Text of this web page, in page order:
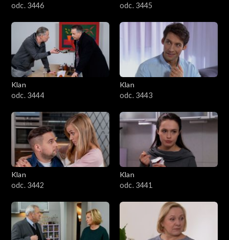
odc. 3446
odc. 3445
Klan
odc. 3444
Klan
odc. 3443
Klan
odc. 3442
Klan
odc. 3441